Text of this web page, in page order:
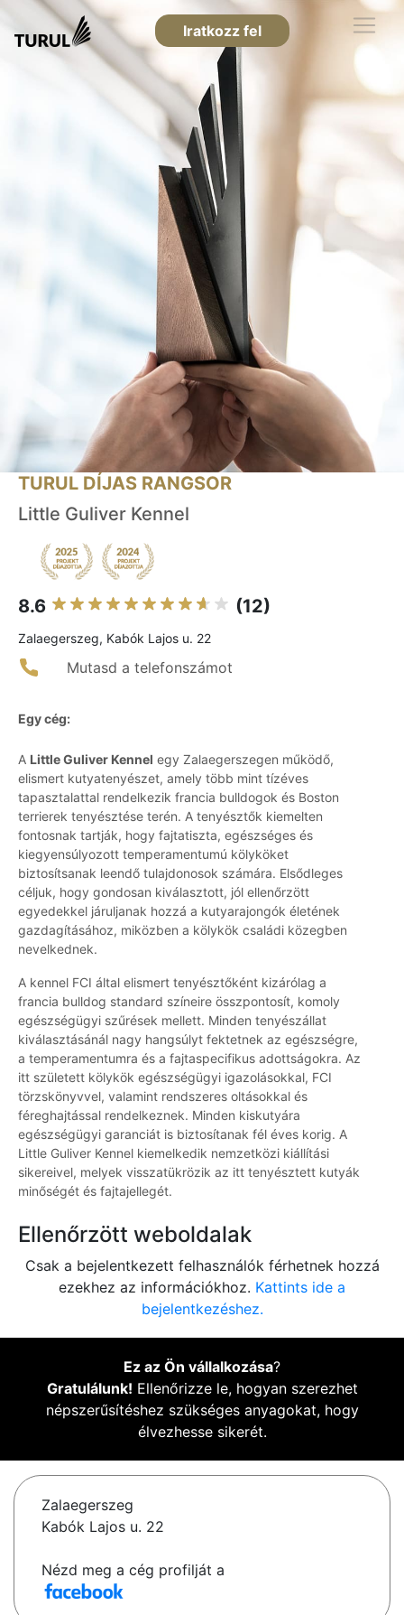
Iratkozz fel
TURUL DÍJAS RANGSOR
Little Guliver Kennel
8.6 (12)
Zalaegerszeg, Kabók Lajos u. 22
Mutasd a telefonszámot
Egy cég:
A Little Guliver Kennel egy Zalaegerszegen működő,
elismert kutyatenyészet, amely több mint tízéves
tapasztalattal rendelkezik francia bulldogok és Boston
terrierek tenyésztése terén. A tenyésztők kiemelten
fontosnak tartják, hogy fajtatiszta, egészséges és
kiegyensúlyozott temperamentumú kölyköket
biztosítsanak leendő tulajdonosok számára. Elsődleges
céljuk, hogy gondosan kiválasztott, jól ellenőrzött
egyedekkel járuljanak hozzá a kutyarajongók életének
gazdagításához, miközben a kölykök családi közegben
nevelkednek.
A kennel FCI által elismert tenyésztőként kizárólag a
francia bulldog standard színeire összpontosít, komoly
egészségügyi szűrések mellett. Minden tenyészállat
kiválasztásánál nagy hangsúlyt fektetnek az egészségre,
a temperamentumra és a fajtaspecifikus adottságokra. Az
itt született kölykök egészségügyi igazolásokkal, FCI
törzskönyvvel, valamint rendszeres oltásokkal és
féreghajtással rendelkeznek. Minden kiskutyára
egészségügyi garanciát is biztosítanak fél éves korig. A
Little Guliver Kennel kiemelkedik nemzetközi kiállítási
sikereivel, melyek visszatükrözik az itt tenyésztett kutyák
minőségét és fajtajellegét.
Ellenőrzött weboldalak
Csak a bejelentkezett felhasználók férhetnek hozzá
ezekhez az információkhoz. Kattints ide a
bejelentkezéshez.
Ez az Ön vállalkozása?
Gratulálunk! Ellenőrizze le, hogyan szerezhet
népszerűsítéshez szükséges anyagokat, hogy
élvezhesse sikerét.
Zalaegerszeg
Kabók Lajos u. 22
Nézd meg a cég profilját a